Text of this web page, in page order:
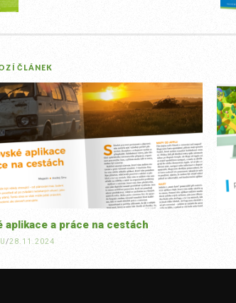
ČLÁNEK
aplikace a práce na cestách
/28.11.2024